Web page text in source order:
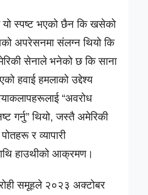
यो स्पष्ट भएको छैन कि खसेको
अपरेसनमा संलग्न थियो कि
सेनाले भनेको छ कि साना
हवाई हमलाको उद्देश्य
“अवरोध
गर्नु” थियो, जस्तै अमेरिकी
र व्यापारी
हाउथीको आक्रमण।
समूहले २०२३ अक्टोबर